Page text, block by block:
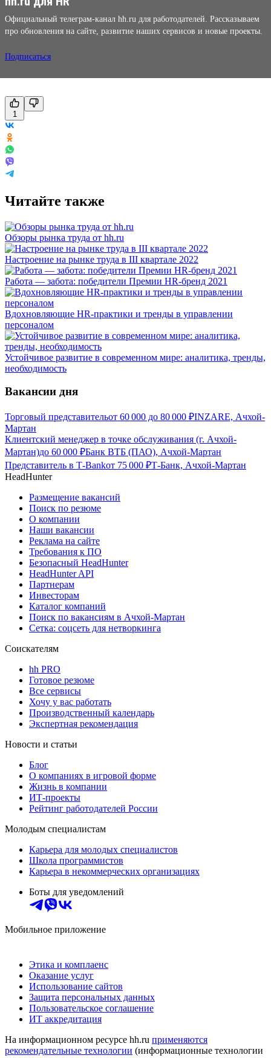
Официальный телеграм-канал hh.ru для работодателей. Рассказываем
про обновления на сайте, развитие наших сервисов и новые проекты.
Подписаться
1
Читайте также
Обзоры рынка труда от hh.ru
Настроение на рынке труда в III квартале 2022
Работа — забота: победители Премии HR-бренд 2021
Вдохновляющие HR-практики и тренды в управлении
персоналом
Устойчивое развитие в современном мире: аналитика, тренды,
необходимость
Вакансии дня
Торговый представительот 60 000 до 80 000 ₽INZARE, Ачхой-
Мартан
Клиентский менеджер в точке обслуживания (г. Ачхой-
Мартан)до 60 000 ₽Банк ВТБ (ПАО), Ачхой-Мартан
Представитель в Т-Bankот 75 000 ₽Т-Банк, Ачхой-Мартан
HeadHunter
Размещение вакансий
Поиск по резюме
О компании
Наши вакансии
Реклама на сайте
Требования к ПО
Безопасный HeadHunter
HeadHunter API
Партнерам
Инвесторам
Каталог компаний
Поиск по вакансиям в Ачхой-Мартан
Сетка: соцсеть для нетворкинга
Соискателям
hh PRO
Готовое резюме
Все сервисы
Хочу у вас работать
Производственный календарь
Экспертная рекомендация
Новости и статьи
Блог
О компаниях в игровой форме
Жизнь в компании
ИТ-проекты
Рейтинг работодателей России
Молодым специалистам
Карьера для молодых специалистов
Школа программистов
Карьера в некоммерческих организациях
Боты для уведомлений
Мобильное приложение
Этика и комплаенс
Оказание услуг
Использование сайтов
Защита персональных данных
Пользовательское соглашение
ИТ аккредитация
На информационном ресурсе hh.ru применяются
рекомендательные технологии (информационные технологии